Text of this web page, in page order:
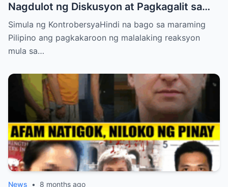
Nagdulot ng Diskusyon at Pagkagalit sa
mga Celebrities at Politicians
Simula ng KontrobersyaHindi na bago sa maraming
Pilipino ang pagkakaroon ng malalaking reaksyon
mula sa…
News • 8 months ago